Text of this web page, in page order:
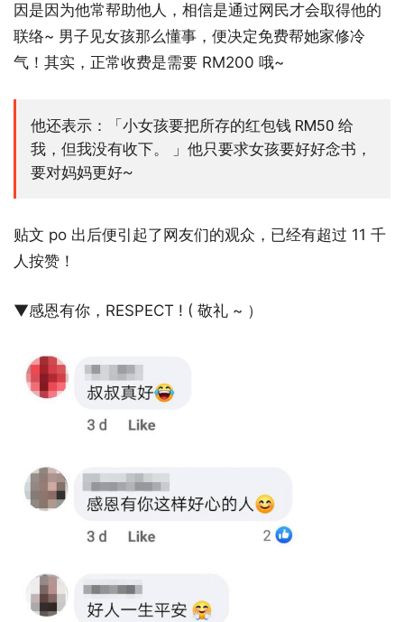
因是因为他常帮助他人，相信是通过网民才会取得他的
联络~ 男子见女孩那么懂事，便决定免费帮她家修冷
气！其实，正常收费是需要 RM200 哦~
他还表示：「小女孩要把所存的红包钱 RM50 给
我，但我没有收下。 」他只要求女孩要好好念书，
要对妈妈更好~
贴文 po 出后便引起了网友们的观众，已经有超过 11 千
人按赞！
▼感恩有你，RESPECT ! ( 敬礼 ~ ）